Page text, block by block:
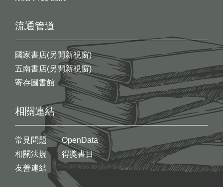
流通管道
國家書店(另開新視窗)
五南書店(另開新視窗)
寄存圖書館
相關連結
常見問題
相關法規
友善連結
OpenData
得獎書目